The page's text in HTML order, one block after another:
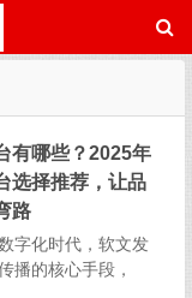
有哪些？2025年
选择推荐，让品
路
字化时代，软文发
播的核心手段，